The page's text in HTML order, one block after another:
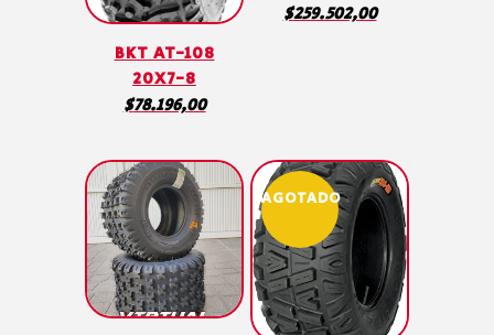
BKT AT-108
20X7-8
$78.196,00
$259.502,00
AGOTADO